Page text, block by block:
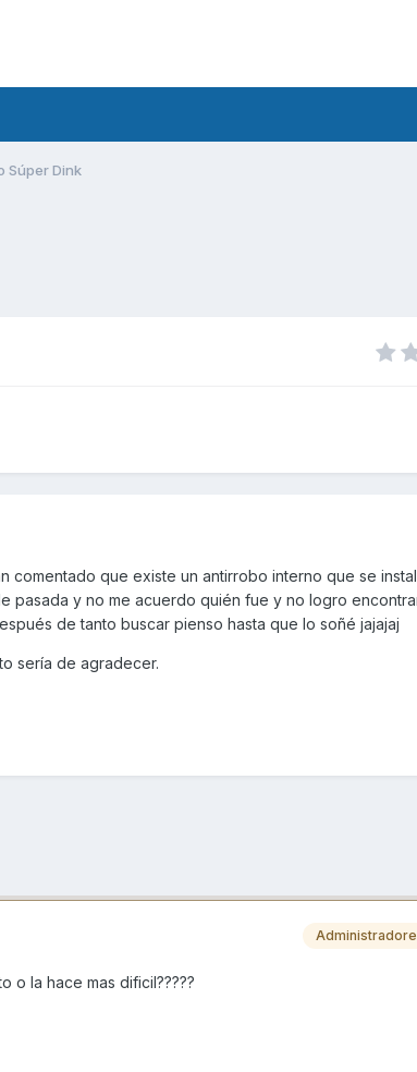
Súper Dink
comentado que existe un antirrobo interno que se
pasada y no me acuerdo quién fue y no logro
de tanto buscar pienso hasta que lo soñé jajajaj
sería de agradecer.
o la hace mas dificil?????